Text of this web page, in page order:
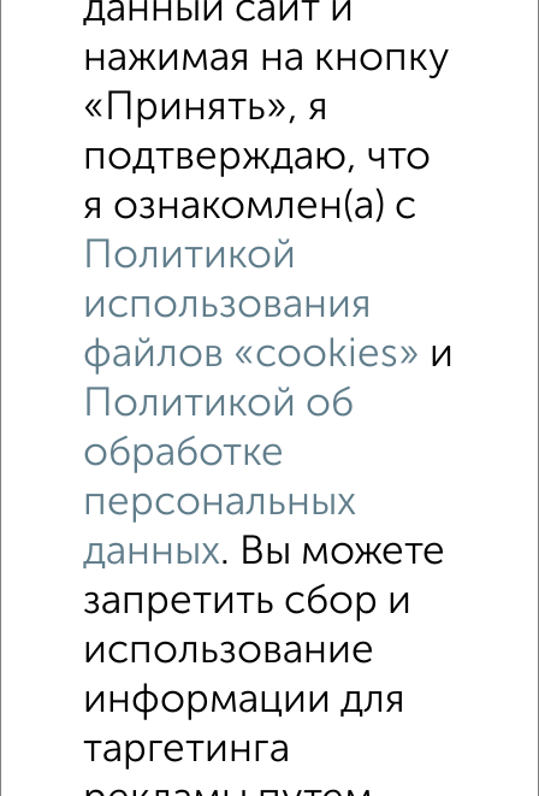
Помещения свободного назначения недалеко от
Рядом, с меньшей ценой
Недалеко от Метеорологическая 4Б с ценой ниже
Поиск по схожим параметрам:
на улице Метеорологическая
данный сайт и
нажимая на кнопку
«Принять», я
подтверждаю, что
я ознакомлен(а) с
Политикой
использования
файлов «cookies» и
Политикой об
обработке
персональных
данных. Вы можете
запретить сбор и
использование
информации для
таргетинга